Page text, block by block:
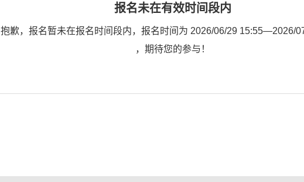
报名未在有效时间段内
抱歉，报名暂未在报名时间段内，报名时间为 2026/06/29 15:55—2026/
，期待您的参与！